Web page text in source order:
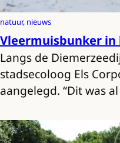
natuur, nieuws
Vleermuisbunker
Langs de
stadsecoloog Els
aangelegd. “Dit was